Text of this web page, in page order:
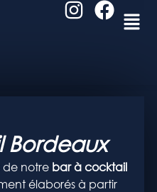
Bordeaux
de notre bar à cocktail
élaborés à partir